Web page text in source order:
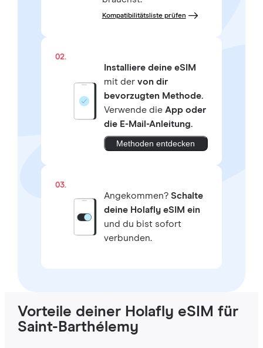
Kompatibilitätsliste prüfen
02.
Installiere deine eSIM
mit der von dir
bevorzugten Methode.
Verwende die App oder
die E-Mail-Anleitung.
Methoden entdecken
03.
Angekommen? Schalte
deine Holafly eSIM ein
und du bist sofort
verbunden.
Vorteile deiner Holafly eSIM für
Saint-Barthélemy